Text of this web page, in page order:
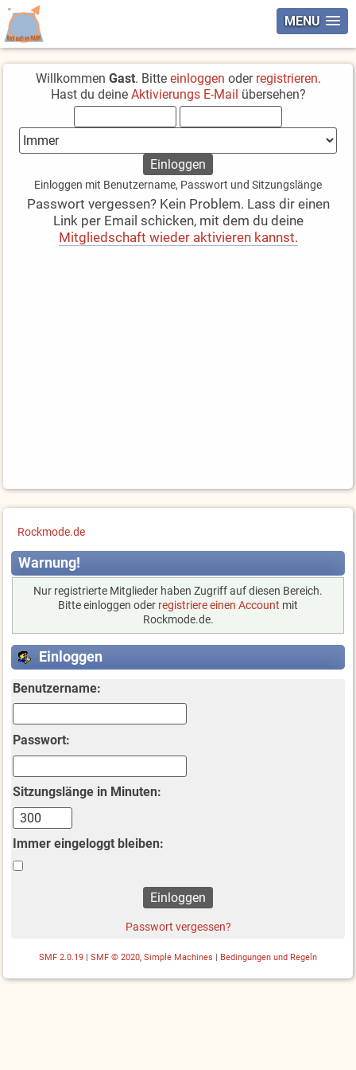
MENU
Willkommen Gast. Bitte einloggen oder registrieren.
Hast du deine Aktivierungs E-Mail übersehen?
Einloggen mit Benutzername, Passwort und Sitzungslänge
Passwort vergessen? Kein Problem. Lass dir einen
Link per Email schicken, mit dem du deine
Mitgliedschaft wieder aktivieren kannst.
Rockmode.de
Warnung!
Nur registrierte Mitglieder haben Zugriff auf diesen Bereich.
Bitte einloggen oder registriere einen Account mit
Rockmode.de.
Einloggen
Benutzername:
Passwort:
Sitzungslänge in Minuten:
Immer eingeloggt bleiben:
Passwort vergessen?
SMF 2.0.19 SMF © 2020, Simple Machines Bedingungen und Regeln